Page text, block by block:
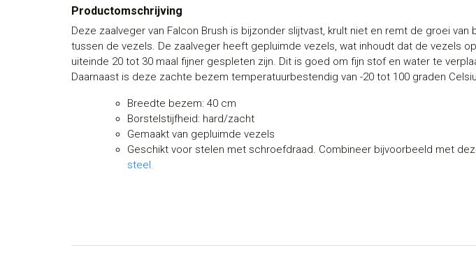
Productomschrijving
Deze zaalveger van Falcon Brush is bijzonder slijtvast, krult niet en remt de groei van
tussen de vezels. De zaalveger heeft gepluimde vezels, wat inhoudt dat de vezels
uiteinde 20 tot 30 maal fijner gespleten zijn. Dit is goed om fijn stof en water te
Daarnaast is deze zachte bezem temperatuurbestendig van -20 tot 100 graden
Breedte bezem: 40 cm
Borstelstijfheid: hard/zacht
Gemaakt van gepluimde vezels
Geschikt voor stelen met schroefdraad. Combineer bijvoorbeeld met
steel.